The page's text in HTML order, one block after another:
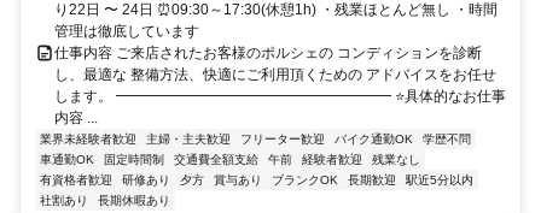
り22日 〜 24日 ⏰09:30～17:30(休憩1h) ・残業ほとんど無し ・時間
管理は徹底しています
仕事内容 ご来店されたお客様のポルシェの コンディションを診断
し、最適な 整備方法、快適にご利用頂くための アドバイスをお任せ
します。 ━━━━━━━━━━━━━━━━━━━ ⭐具体的なお仕事
内容 ...
業界未経験者歓迎 主婦・主夫歓迎 フリーター歓迎 バイク通勤OK
学歴不問
車通勤OK
固定時間制 交通費全額支給 午前 経験者歓迎
残業なし
有資格者歓迎
研修あり 夕方 賞与あり ブランクOK 長期歓迎
駅近5分以内
社割あり
長期休暇あり